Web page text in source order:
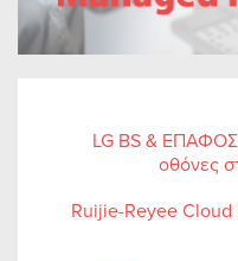
LG BS & ΕΠΑΦΟΣ
οθόνες
Ruijie-Reyee Cloud